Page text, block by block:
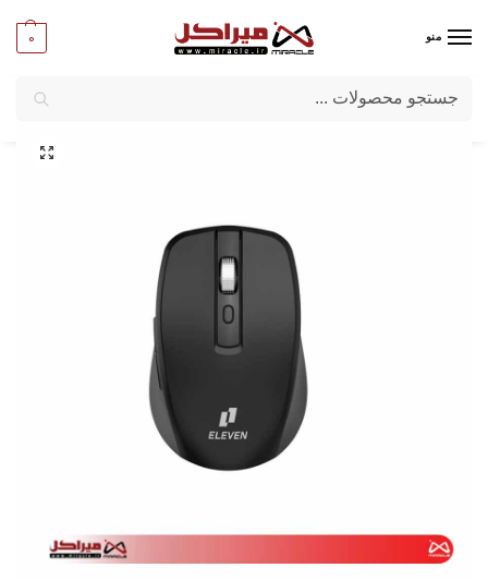
منو 0
میراکل/کامپیوتر/قطعات جانبی